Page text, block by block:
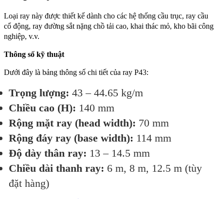
Loại ray này được thiết kế dành cho các hệ thống cầu trục, ray cầu
cổ động, ray đường sắt nặng chồ tải cao, khai thác mỏ, kho bãi công
nghiệp, v.v.
Thông số kỹ thuật
Dưới đây là bảng thông số chi tiết của ray P43:
Trọng lượng: 43 – 44.65 kg/m
Chiều cao (H): 140 mm
Rộng mặt ray (head width): 70 mm
Rộng đáy ray (base width): 114 mm
Độ dày thân ray: 13 – 14.5 mm
Chiều dài thanh ray: 6 m, 8 m, 12.5 m (tùy
đặt hàng)